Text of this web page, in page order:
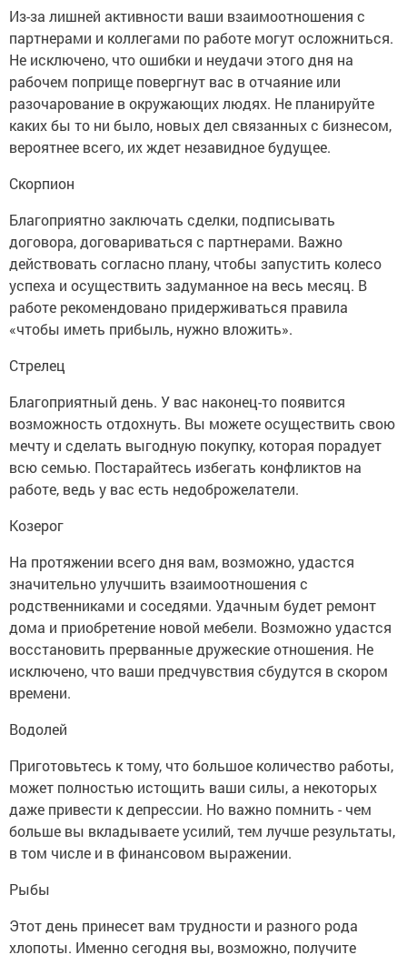
Из-за лишней активности ваши взаимоотношения с
партнерами и коллегами по работе могут осложниться.
Не исключено, что ошибки и неудачи этого дня на
рабочем поприще повергнут вас в отчаяние или
разочарование в окружающих людях. Не планируйте
каких бы то ни было, новых дел связанных с бизнесом,
вероятнее всего, их ждет незавидное будущее.
Скорпион
Благоприятно заключать сделки, подписывать
договора, договариваться с партнерами. Важно
действовать согласно плану, чтобы запустить колесо
успеха и осуществить задуманное на весь месяц. В
работе рекомендовано придерживаться правила
«чтобы иметь прибыль, нужно вложить».
Стрелец
Благоприятный день. У вас наконец-то появится
возможность отдохнуть. Вы можете осуществить свою
мечту и сделать выгодную покупку, которая порадует
всю семью. Постарайтесь избегать конфликтов на
работе, ведь у вас есть недоброжелатели.
Козерог
На протяжении всего дня вам, возможно, удастся
значительно улучшить взаимоотношения с
родственниками и соседями. Удачным будет ремонт
дома и приобретение новой мебели. Возможно удастся
восстановить прерванные дружеские отношения. Не
исключено, что ваши предчувствия сбудутся в скором
времени.
Водолей
Приготовьтесь к тому, что большое количество работы,
может полностью истощить ваши силы, а некоторых
даже привести к депрессии. Но важно помнить - чем
больше вы вкладываете усилий, тем лучше результаты,
в том числе и в финансовом выражении.
Рыбы
Этот день принесет вам трудности и разного рода
хлопоты. Именно сегодня вы, возможно, получите